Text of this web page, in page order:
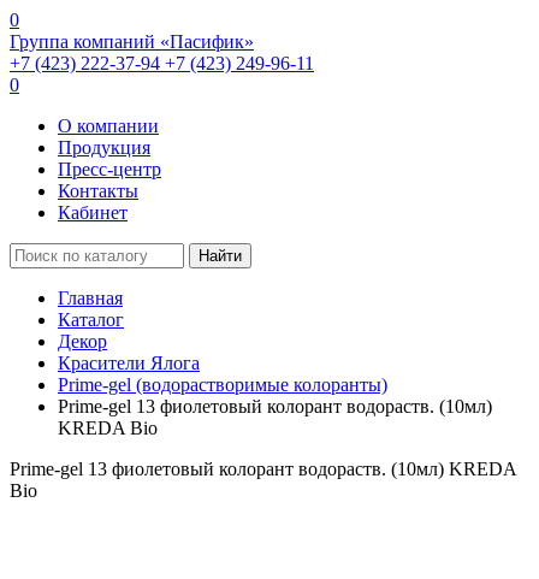
0
Группа компаний «Пасифик»
+7 (423) 222-37-94 +7 (423) 249-96-11
0
О компании
Продукция
Пресс-центр
Контакты
Кабинет
Найти
Главная
Каталог
Декор
Красители Ялога
Prime-gel (водорастворимые колоранты)
Prime-gel 13 фиолетовый колорант водораств. (10мл)
KREDA Bio
Prime-gel 13 фиолетовый колорант водораств. (10мл) KREDA
Bio